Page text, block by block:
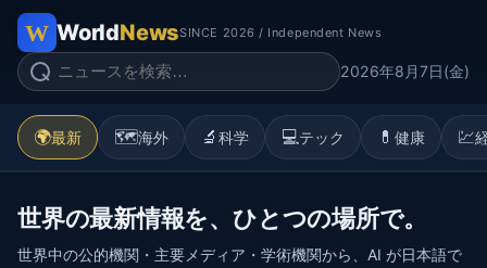
WorldNewsSINCE 2026 / Independent News
2026年8月7日(金)
🌍最新 🗺️海外 🔬 科学 💻テック 💊 健康 💹
世界の最新情報を、ひとつの場所で。
世界中の公的機関・主要メディア・学術機関から、AI が日本語で